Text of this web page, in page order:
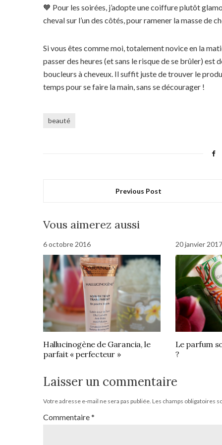
🧡 Pour les soirées, j’adopte une coiffure plutôt
cheval sur l’un des côtés, pour ramener la masse de
Si vous êtes comme moi, totalement novice en la
passer des heures (et sans le risque de se brûler)
boucleurs à cheveux. Il suffit juste de trouver le
temps pour se faire la main, sans se décourager !
beauté
Previous Post
Vous aimerez aussi
6 octobre 2016
Hallucinogène de Garancia, le
parfait « perfecteur »
20 janvier 2017
Le parfum
?
Laisser un commentaire
Votre adresse e-mail ne sera pas publiée. Les champs obligatoires
Commentaire*